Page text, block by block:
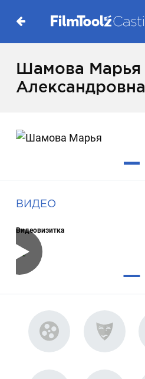
Шамова Марья
Александровна
ВИДЕО
Видеовизитка